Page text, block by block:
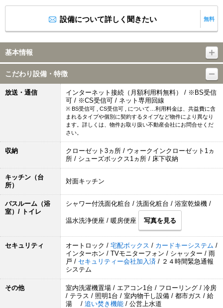
設備について詳しく聞きたい 無料
基本情報
こだわり設備・特徴
放送・通信
インターネット接続（月額利用料無料） / ※BS受信
可 / ※CS受信可 / ネット専用回線
※ BS受信可 , CS受信可 , について…利用料金は、共益費に含
まれるタイプや個別に契約するタイプなど物件により異なり
ます。詳しくは、物件お取り扱い不動産会社にお問合せくだ
さい。
収納
クローゼット3ヵ所 / ウォークインクローゼット1ヵ
所 / シューズボックス1ヵ所 / 床下収納
キッチン（台
所）
対面キッチン
バスルーム（浴
室）/ トイレ
シャワー付洗面化粧台 / 洗面化粧台 / 浴室乾燥機 /
温水洗浄便座 / 暖房便座 写真を見る
セキュリティ オートロック / 宅配ボックス / カードキーシステム /
インターホン / TVモニターフォン / シャッター / 雨
戸 / セキュリティー会社加入済 / ２４時間緊急通報
システム
その他
室内洗濯機置場 / エアコン1台 / フローリング / 冷房
/ テラス / 照明1台 / 室内物干し設備 / 都市ガス / 給
湯 / 追い焚き機能 / 公営上水道